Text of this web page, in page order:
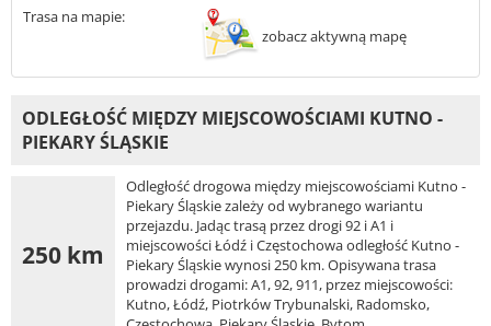
Trasa na mapie:
zobacz aktywną mapę
ODLEGŁOŚĆ MIĘDZY MIEJSCOWOŚCIAMI KUTNO -
PIEKARY ŚLĄSKIE
250 km
Odległość drogowa między miejscowościami Kutno -
Piekary Śląskie zależy od wybranego wariantu
przejazdu. Jadąc trasą przez drogi 92 i A1 i
miejscowości Łódź i Częstochowa odległość Kutno -
Piekary Śląskie wynosi 250 km. Opisywana trasa
prowadzi drogami: A1, 92, 911, przez miejscowości:
Kutno, Łódź, Piotrków Trybunalski, Radomsko,